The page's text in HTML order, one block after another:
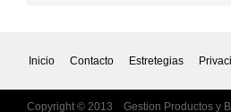
Inicio Contacto Estretegias
Copyright © 2013 Gestion Productos y